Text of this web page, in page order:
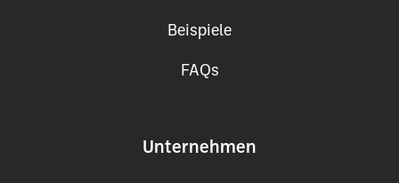
Beispiele
FAQs
Unternehmen